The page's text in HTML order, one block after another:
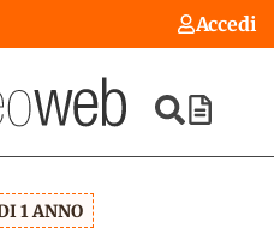
Accedi
1 ANNO